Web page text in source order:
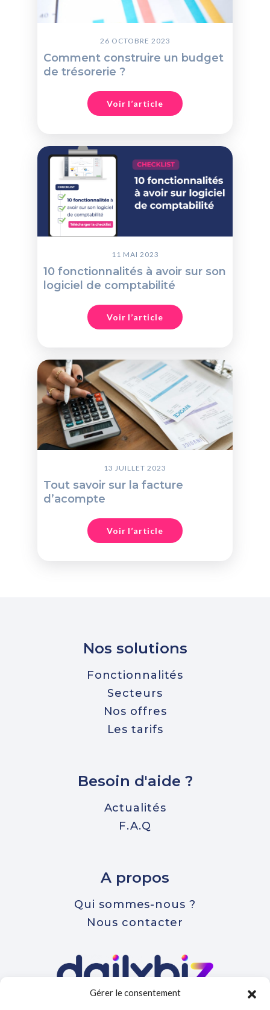
Gérer le consentement
26 OCTOBRE 2023
Comment construire un budget
de trésorerie ?
Voir l’article
11 MAI 2023
10 fonctionnalités à avoir sur son
logiciel de comptabilité
Voir l’article
13 JUILLET 2023
Tout savoir sur la facture
d’acompte
Voir l’article
Nos solutions
Fonctionnalités
Secteurs
Nos offres
Les tarifs
Besoin d'aide ?
Actualités
F.A.Q
A propos
Qui sommes-nous ?
Nous contacter